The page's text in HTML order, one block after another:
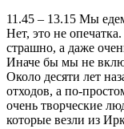
11.45 – 13.15 Мы
Нет, это не
страшно, а даже
Иначе бы мы не
Около десяти лет
отходов, а по-
очень творческие
которые везли из